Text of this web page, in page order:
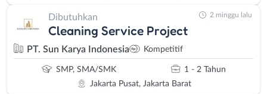
Dibutuhkan
Cleaning Service Project
PT. Sun Karya Indonesia Kompetitif
SMP, SMA/SMK
1 - 2 Tahun
Jakarta Pusat, Jakarta Barat
2 minggu lalu